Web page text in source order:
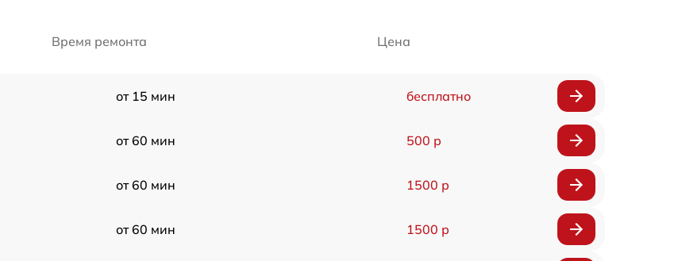
Время ремонта Цена
от 15 мин бесплатно
от 60 мин 500 р
от 60 мин 1500 р
от 60 мин 1500 р